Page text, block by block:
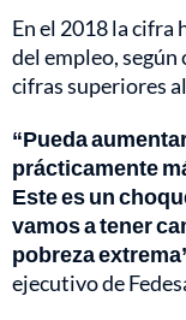
En el 2018 la cifra
del empleo, según
cifras superiores
“Pueda
prácticamente
Este es un
vamos a tener
pobreza
ejecutivo de